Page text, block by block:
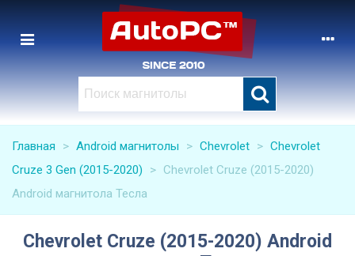
Главная > Android магнитолы > Chevrolet > Chevrolet
Cruze 3 Gen (2015-2020)
> Chevrolet Cruze (2015-2020)
Android магнитола Тесла
Chevrolet Cruze (2015-2020) Android